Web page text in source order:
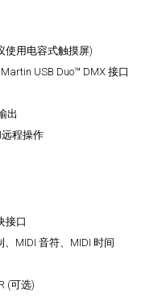
使用电容式触摸屏)
USB Duo™ DMX 接口
出
远程操作
接口
MIDI 音符、MIDI 时间
(可选)